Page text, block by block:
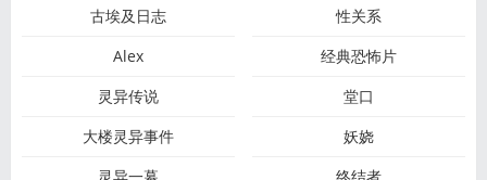
古埃及日志
性关系
Alex
经典恐怖片
灵异传说
堂口
大楼灵异事件
妖娆